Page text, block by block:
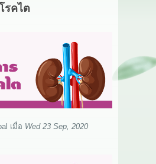
รคไต
เมื่อ Wed 23 Sep, 2020